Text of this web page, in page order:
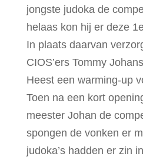
jongste judoka de
helaas kon hij er deze
In plaats daarvan
CIOS’ers Tommy
Heest een warming-up
Toen na een kort
meester Johan de
spongen de vonken er
judoka’s hadden er zin